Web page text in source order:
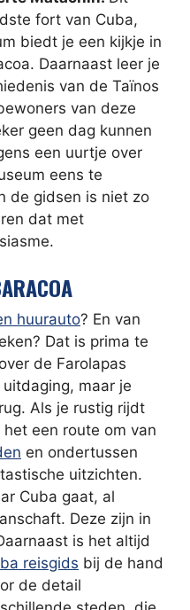
fort van Cuba,
biedt je een kijkje in
Daarnaast leer je
van de Taïnos
van deze
geen dag kunnen
een uurtje over
eens te
de gidsen is niet zo
dat met
huurauto? En van
Dat is prima te
de Farolapas
maar je
Als je rustig rijdt
een route om van
en ondertussen
uitzichten.
Cuba gaat, al
Deze zijn in
is het altijd
reisgids bij de hand
de detail